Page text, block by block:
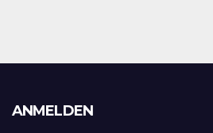
ANMELDEN